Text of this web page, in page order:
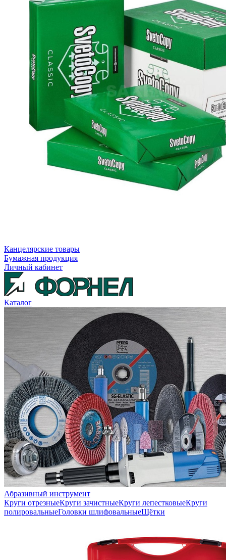
Канцелярские товары
Бумажная продукция
Личный кабинет
Каталог
Абразивный инструмент
Круги отрезныеКруги зачистныеКруги лепестковыеКруги
полировальныеГоловки шлифовальныеЩётки